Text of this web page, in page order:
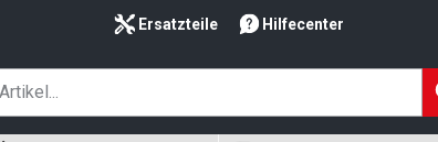
Ersatzteile Hilfecenter